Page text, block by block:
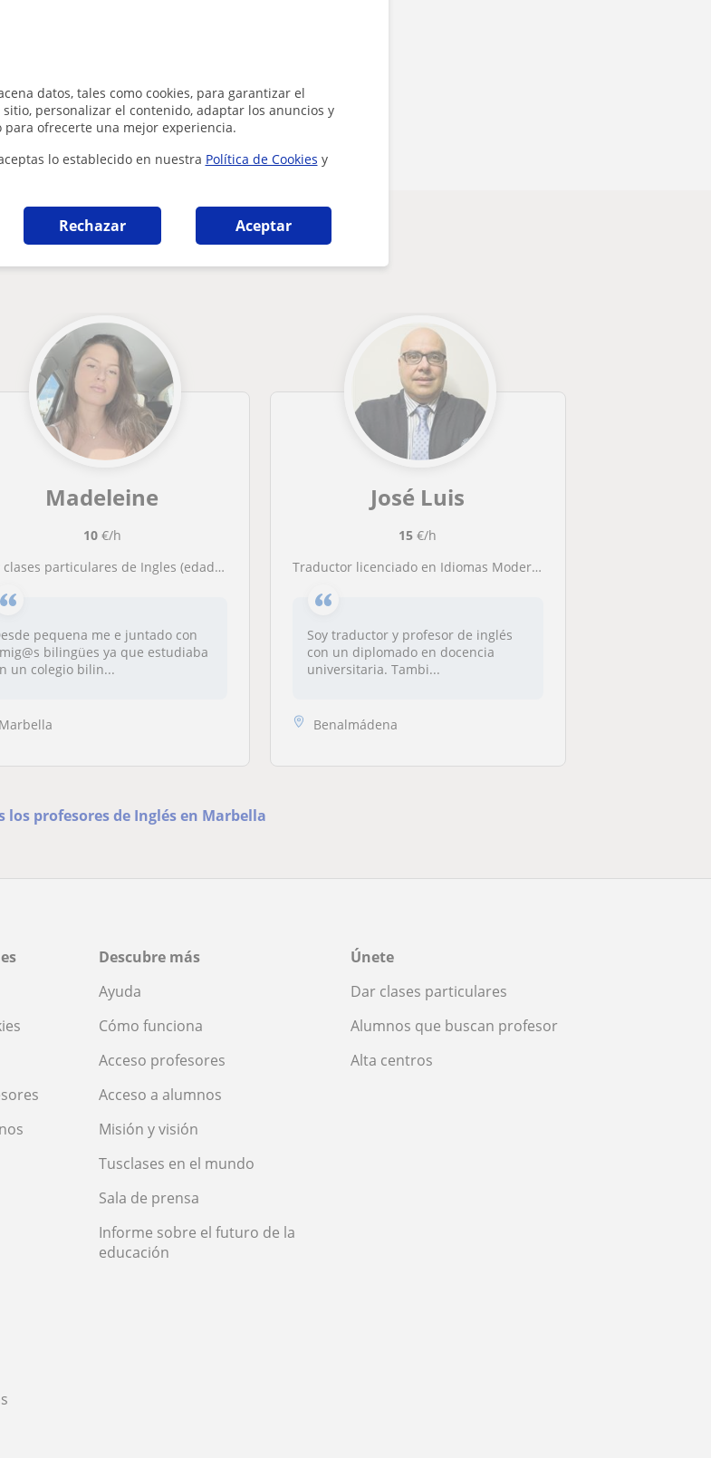
datos, tales como cookies, para garantizar el
personalizar el contenido, adaptar los anuncios y
para ofrecerte una mejor experiencia.
lo establecido en nuestra Política de Cookies y
Rechazar Aceptar
pueden interesarte
Madeleine
10€/h
clases particulares de Ingles (edades 8-15)
pequena me e juntado con
bilingües ya que estudiaba
un colegio bilin...
Marbella
José Luis
15 €/h
Traductor licenciado en Idiomas Modernos
Soy traductor y profesor de inglés
con un diplomado en docencia
universitaria. Tambi...
Benalmádena
los profesores de Inglés en Marbella
Descubre más
Ayuda
Cómo funciona
Acceso profesores
Acceso a alumnos
Misión y visión
Tusclases en el mundo
Sala de prensa
Informe sobre el futuro de la
educación
Únete
Dar clases particulares
Alumnos que buscan profesor
Alta centros